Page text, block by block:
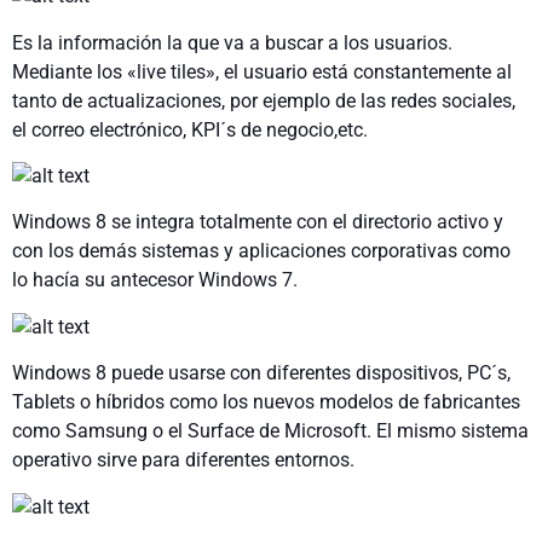
Es la información la que va a buscar a los usuarios.
Mediante los «live tiles», el usuario está constantemente al
tanto de actualizaciones, por ejemplo de las redes sociales,
el correo electrónico, KPI´s de negocio,etc.
Windows 8 se integra totalmente con el directorio activo y
con los demás sistemas y aplicaciones corporativas como
lo hacía su antecesor Windows 7.
Windows 8 puede usarse con diferentes dispositivos, PC´s,
Tablets o híbridos como los nuevos modelos de fabricantes
como Samsung o el Surface de Microsoft. El mismo sistema
operativo sirve para diferentes entornos.